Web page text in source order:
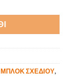
ΜΠΛΟΚ ΣΧΕΔΙΟΥ,